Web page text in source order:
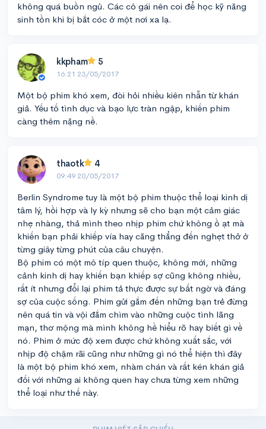
không quá buồn ngủ. Các cô gái nên coi để học kỹ năng
sinh tồn khi bị bắt cóc ở một nơi xa lạ.
kkpham 5
16:21 23/05/2017
Một bộ phim khó xem, đòi hỏi nhiều kiên nhẫn từ khán
giả. Yếu tố tình dục và bạo lực tràn ngập, khiến phim
càng thêm nặng nề.
thaotk 4
09:49 20/05/2017
Berlin Syndrome tuy là một bộ phim thuộc thể loại kinh dị
tâm lý, hồi hợp và ly kỳ nhưng sẽ cho bạn một cảm giác
nhẹ nhàng, thả mình theo nhịp phim chứ không ồ ạt mà
khiến bạn phải khiếp vía hay căng thẳng đến nghẹt thở ở
từng giây từng phút của câu chuyện.
Bộ phim có một mô típ quen thuộc, không mới, những
cảnh kinh dị hay khiến bạn khiếp sợ cũng không nhiều,
rất ít nhưng đổi lại phim tả thực được sự bất ngờ và đáng
sợ của cuộc sống. Phim gửi gắm đến những bạn trẻ đừng
nên quá tin và vội đắm chìm vào những cuộc tình lãng
mạn, thơ mộng mà mình không hề hiểu rõ hay biết gì về
nó. Phim ở mức độ xem được chứ không xuất sắc, với
nhịp độ chậm rãi cũng như những gì nó thể hiện thì đây
là một bộ phim khó xem, nhàm chán và rất kén khán giả
đối với những ai không quen hay chưa từng xem những
thể loại như thế này.